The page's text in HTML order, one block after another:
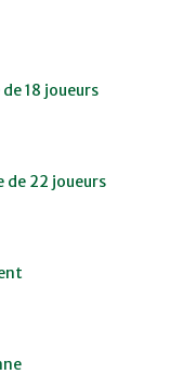
18 joueurs
de 22 joueurs